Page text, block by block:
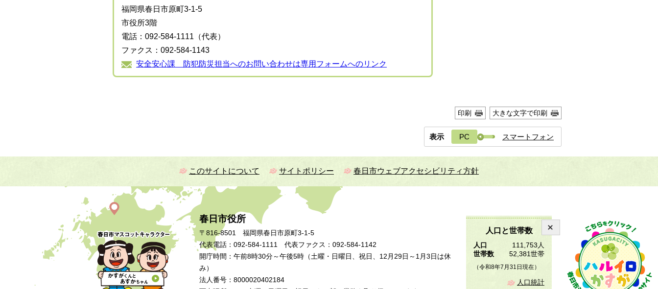
福岡県春日市原町3-1-5
市役所3階
電話：092-584-1111（代表）
ファクス：092-584-1143
安全安心課 防犯防災担当へのお問い合わせは専用フォームへのリンク
印刷 大きな文字で印刷
表示 PC スマートフォン
このサイトについて サイトポリシー 春日市ウェブアクセシビリティ方針
人口と世帯数
人口
111,753人
世帯数
52,381世帯
（令和8年7月31日現在）
人口統計
春日市役所
〒816-8501 福岡県春日市原町3-1-5
代表電話：092-584-1111 代表ファクス：092-584-1142
開庁時間：午前8時30分～午後5時（土曜・日曜日、祝日、12月29日～1月3日は休
み）
法人番号：8000020402184